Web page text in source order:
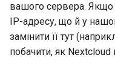
вашого сервера. Якщо
IP-адресу, що й у
замінити її тут
побачити, як